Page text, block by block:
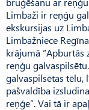
Limbaži ir reņģu
ekskursijas uz
Limbažniece
krājumā “Apburtās
reņģu
galvaspilsētas tēlu,
pašvaldība
reņģe”. Vai tā ir